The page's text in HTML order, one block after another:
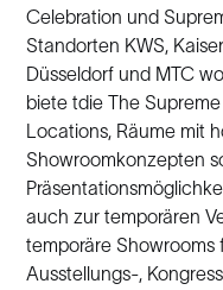
Celebration und
Standorten KWS,
Düsseldorf und MTC
biete tdie The
Locations, Räume mit
Showroomkonzepten
auch zur temporären
temporäre Showrooms
Ausstellungs-,